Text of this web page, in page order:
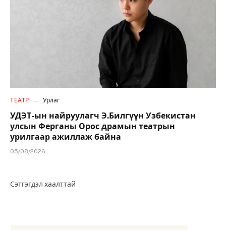
ТЕАТР Урлаг
УДЭТ-ын найруулагч Э.Билгүүн Узбекистан
улсын Ферганы Орос драмын театрын
урилгаар ажиллаж байна
05/08/2026
Сэтгэгдэл хаалттай